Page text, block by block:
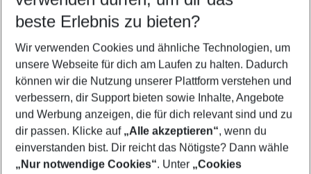
5-8 Nächte
2 Erwachsene Keine Kinder
Mehr Filter anzeigen
beste Erlebnis zu bieten?
Wir verwenden Cookies und ähnliche Technologien, um
unsere Webseite für dich am Laufen zu halten. Dadurch
können wir die Nutzung unserer Plattform verstehen und
verbessern, dir Support bieten sowie Inhalte, Angebote
und Werbung anzeigen, die für dich relevant sind und zu
dir passen. Klicke auf „Alle akzeptieren“, wenn du
einverstanden bist. Dir reicht das Nötigste? Dann wähle
„Nur notwendige Cookies“. Unter „Cookies